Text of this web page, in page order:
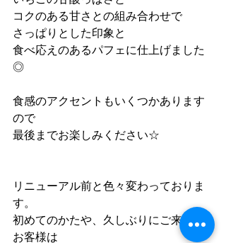
コクのある甘さとの組み合わせで
さっぱりとした印象と
食べ応えのあるパフェに仕上げました
◎
食感のアクセントもいくつかあります
ので
最後までお楽しみください☆
リニューアル前と色々変わっておりま
す。
初めてのかたや、久しぶりにご来店の
お客様は